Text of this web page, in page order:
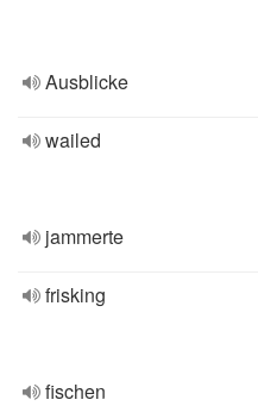
Ausblicke
wailed
jammerte
frisking
fischen